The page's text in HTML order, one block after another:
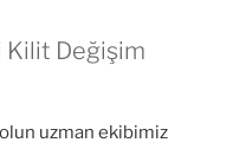
Kilit Değişim
uzman ekibimiz